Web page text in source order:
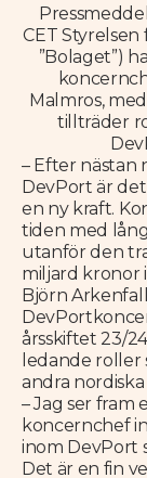
CET
”Bolaget”)
Malmros,
tillträder
– Efter nästan
DevPort är
en ny kraft.
tiden med
utanför den
miljard kronor
Björn
årsskiftet 23/
ledande roller
andra
– Jag ser fram
koncernchef
inom DevPort
Det är en fin